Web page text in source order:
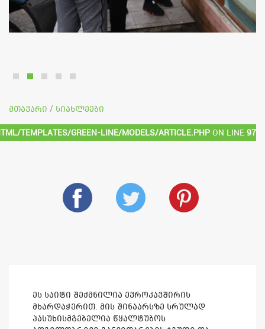
მთავარი / სიახლეები
templates/green-line/models/article.php on line 97
ეს საიტი შექმნილია ევროკავშირის
მხარდაჭერით. მის შინაარსზე სრულად
პასუხისმგებელია წყალტუბოს